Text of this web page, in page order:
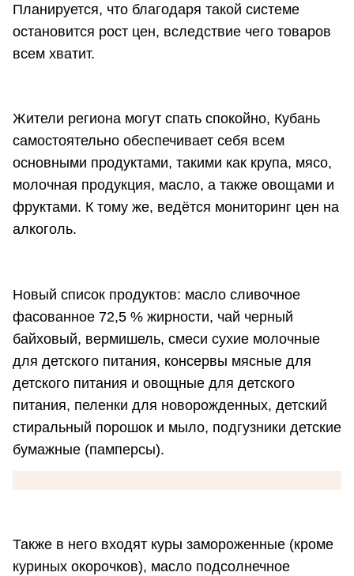
Планируется, что благодаря такой системе
остановится рост цен, вследствие чего товаров
всем хватит.
Жители региона могут спать спокойно, Кубань
самостоятельно обеспечивает себя всем
основными продуктами, такими как крупа, мясо,
молочная продукция, масло, а также овощами и
фруктами. К тому же, ведётся мониторинг цен на
алкоголь.
Новый список продуктов: масло сливочное
фасованное 72,5 % жирности, чай черный
байховый, вермишель, смеси сухие молочные
для детского питания, консервы мясные для
детского питания и овощные для детского
питания, пеленки для новорожденных, детский
стиральный порошок и мыло, подгузники детские
бумажные (памперсы).
Также в него входят куры замороженные (кроме
куриных окорочков), масло подсолнечное